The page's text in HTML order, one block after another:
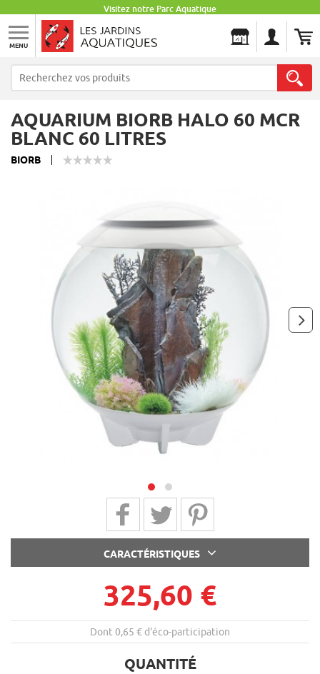
Visitez notre Parc Aquatique
MENU
AQUARIUM BIORB HALO 60 MCR
BLANC 60 LITRES
BIORB
Partager sur Facebook
Partager sur Twitter
Partager sur Pinterest
CARACTÉRISTIQUES
325,60 €
Dont 0,65 € d'éco-participation
QUANTITÉ